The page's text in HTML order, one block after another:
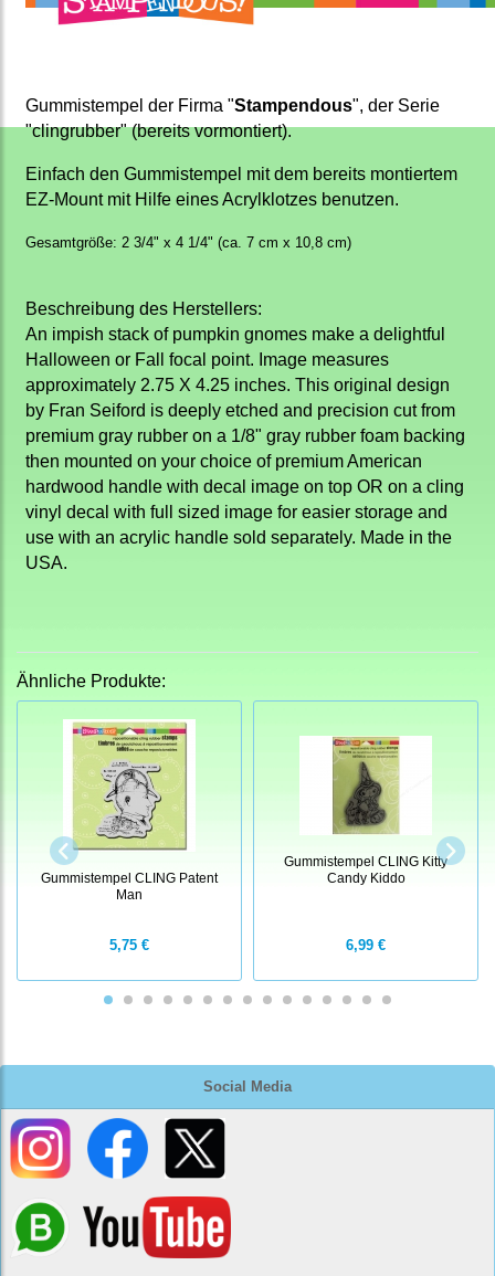
Social Media
Gummistempel der Firma "Stampendous", der Serie
"clingrubber" (bereits vormontiert).
Einfach den Gummistempel mit dem bereits montiertem
EZ-Mount mit Hilfe eines Acrylklotzes benutzen.
Gesamtgröße: 2 3/4" x 4 1/4" (ca. 7 cm x 10,8 cm)
Beschreibung des Herstellers:
An impish stack of pumpkin gnomes make a delightful
Halloween or Fall focal point. Image measures
approximately 2.75 X 4.25 inches. This original design
by Fran Seiford is deeply etched and precision cut from
premium gray rubber on a 1/8" gray rubber foam backing
then mounted on your choice of premium American
hardwood handle with decal image on top OR on a cling
vinyl decal with full sized image for easier storage and
use with an acrylic handle sold separately. Made in the
USA.
Ähnliche Produkte:
Gummistempel CLING Patent
Man
5,75 €
Gummistempel CLING Kitty
Candy Kiddo
6,99 €